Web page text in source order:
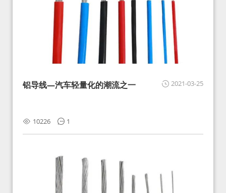
2021-03-25
铝导线—汽车轻量化的潮流之一
10226 1